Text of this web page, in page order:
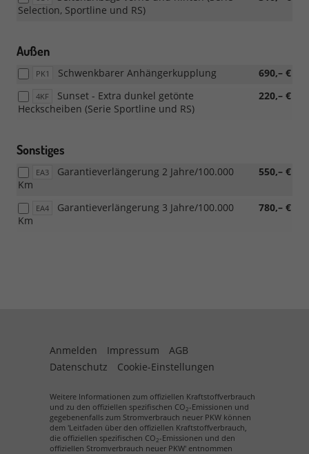
Selection, Sportline und RS)
Außen
PK1 690,– €
Schwenkbarer Anhängerkupplung
4KF 220,– €
Sunset - Extra dunkel getönte
Heckscheiben (Serie Sportline und RS)
Sonstiges
EA3 550,– €
Garantieverlängerung 2 Jahre/100.000
Km
EA4 780,– €
Garantieverlängerung 3 Jahre/100.000
Km
Anmelden Impressum
AGB
Datenschutz
Cookie-Einstellungen
Weitere Informationen zum offiziellen Kraftstoffverbrauch
und zu den offiziellen spezifischen CO2-Emissionen und
gegebenenfalls zum Stromverbrauch neuer PKW können
dem 'Leitfaden über den offiziellen Kraftstoffverbrauch,
die offiziellen spezifischen CO2-Emissionen und den
offiziellen Stromverbrauch neuer PKW' entnommen